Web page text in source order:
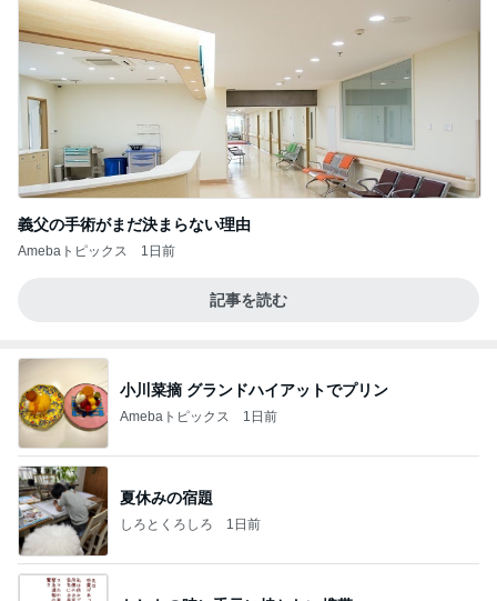
義父の手術がまだ決まらない理由
Amebaトピックス 1日前
記事を読む
小川菜摘 グランドハイアットでプリン
Amebaトピックス 1日前
夏休みの宿題
しろとくろしろ 1日前